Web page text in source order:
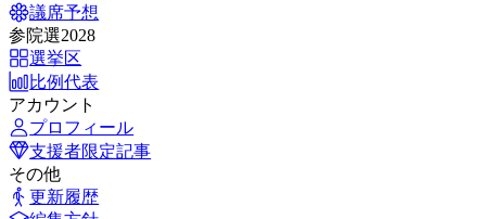
議席予想
参院選2028
選挙区
比例代表
アカウント
プロフィール
支援者限定記事
その他
更新履歴